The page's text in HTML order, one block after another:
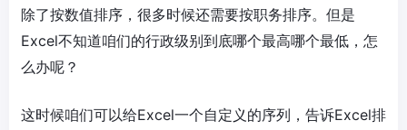
除了按数值排序，很多时候还需要按职务排序。但是
Excel不知道咱们的行政级别到底哪个最高哪个最低，怎
么办呢？
这时候咱们可以给Excel一个自定义的序列，告诉Excel排